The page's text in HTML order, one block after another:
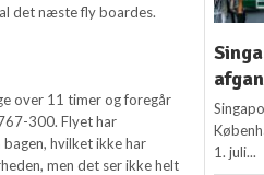
det næste fly boardes.
over 11 timer og foregår
300. Flyet har
hvilket ikke har
men det ser ikke helt
1. juli...